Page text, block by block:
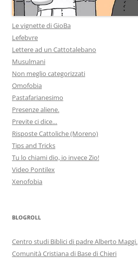
Le vignette di GioBa
Lefebvre
Lettere ad un Cattotalebano
Musulmani
Non meglio categorizzati
Omofobia
Pastafarianesimo
Presenze aliene.
Previte ci dice…
Risposte Cattoliche (Moreno)
Tips and Tricks
Tu lo chiami dio, io invece Zio!
Video Pontilex
Xenofobia
BLOGROLL
Centro studi Biblici di padre Alberto Maggi.
Comunità Cristiana di Base di Chieri